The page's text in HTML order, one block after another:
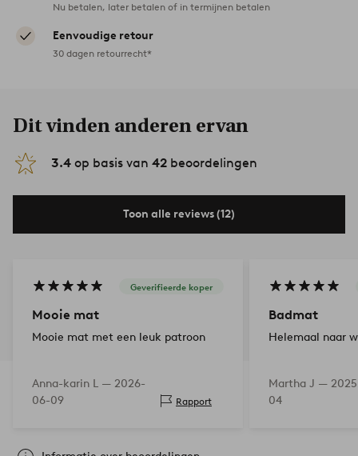
Nu betalen, later betalen of in termijnen betalen
Eenvoudige retour
30 dagen retourrecht*
Dit vinden anderen ervan
3.4 op basis van 42 beoordelingen
Toon alle reviews (12)
Geverifieerde koper
Mooie mat
Mooie mat met een leuk patroon
Anna-karin L — 2026-
06-09
Rapport
Badmat
Helemaal naar
Martha J —
04